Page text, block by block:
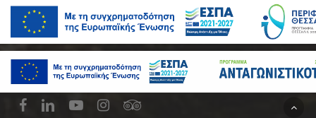
© 2026 Ζυθοποιία Πηνειού | Pineios Brewery.
facebooklinkedinyoutubeinstagramtripadvisor